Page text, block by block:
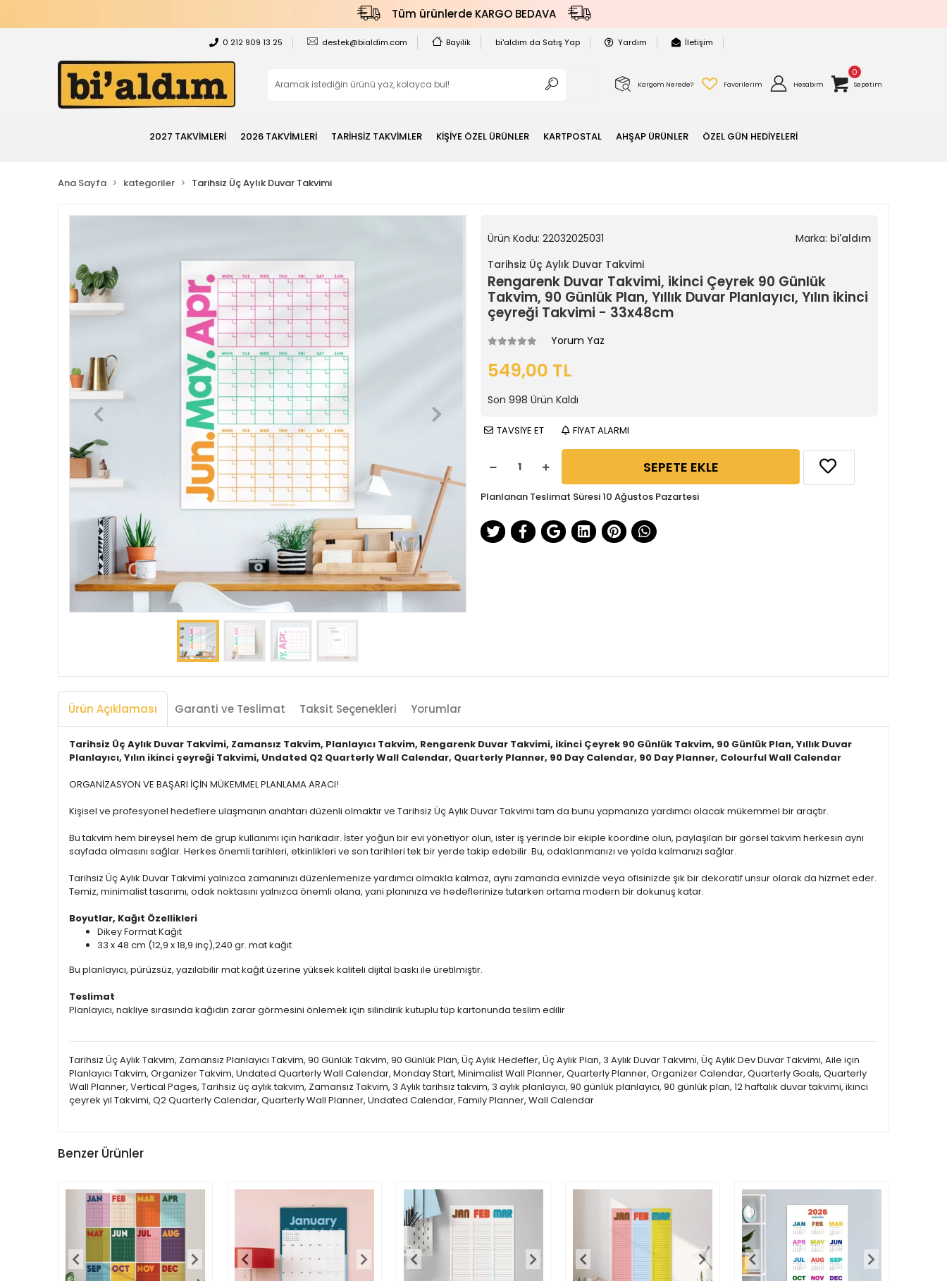
Tüm ürünlerde KARGO BEDAVA
0 212 909 13 25 destek@bialdim.com Bayilik bi'aldım da Satış Yap Yardım İletişim
Kargom Nerede? Favorilerim Hesabım
0
Sepetim
2027 TAKVİMLERİ 2026 TAKVİMLERİ TARİHSİZ TAKVİMLER KİŞİYE ÖZEL ÜRÜNLER KARTPOSTAL AHŞAP ÜRÜNLER ÖZEL GÜN HEDİYELERİ
Ana Sayfa kategoriler Tarihsiz Üç Aylık Duvar Takvimi
Ürün Kodu: 22032025031 Marka: bi'aldım
Tarihsiz Üç Aylık Duvar Takvimi
Rengarenk Duvar Takvimi, ikinci Çeyrek 90 Günlük
Takvim, 90 Günlük Plan, Yıllık Duvar Planlayıcı, Yılın ikinci
çeyreği Takvimi - 33x48cm
Yorum Yaz
549,00 TL
Son 998 Ürün Kaldı
TAVSİYE ET FİYAT ALARMI
SEPETE EKLE
Planlanan Teslimat Süresi 10 Ağustos Pazartesi
Ürün Açıklaması Garanti ve Teslimat Taksit Seçenekleri Yorumlar
Tarihsiz Üç Aylık Duvar Takvimi, Zamansız Takvim, Planlayıcı Takvim, Rengarenk Duvar Takvimi, ikinci Çeyrek 90 Günlük Takvim, 90 Günlük Plan, Yıllık Duvar
Planlayıcı, Yılın ikinci çeyreği Takvimi, Undated Q2 Quarterly Wall Calendar, Quarterly Planner, 90 Day Calendar, 90 Day Planner, Colourful Wall Calendar
ORGANİZASYON VE BAŞARI İÇİN MÜKEMMEL PLANLAMA ARACI!
Kişisel ve profesyonel hedeflere ulaşmanın anahtarı düzenli olmaktır ve Tarihsiz Üç Aylık Duvar Takvimi tam da bunu yapmanıza yardımcı olacak mükemmel bir araçtır.
Bu takvim hem bireysel hem de grup kullanımı için harikadır. İster yoğun bir evi yönetiyor olun, ister iş yerinde bir ekiple koordine olun, paylaşılan bir görsel takvim herkesin aynı
sayfada olmasını sağlar. Herkes önemli tarihleri, etkinlikleri ve son tarihleri tek bir yerde takip edebilir. Bu, odaklanmanızı ve yolda kalmanızı sağlar.
Tarihsiz Üç Aylık Duvar Takvimi yalnızca zamanınızı düzenlemenize yardımcı olmakla kalmaz, aynı zamanda evinizde veya ofisinizde şık bir dekoratif unsur olarak da hizmet eder.
Temiz, minimalist tasarımı, odak noktasını yalnızca önemli olana, yani planınıza ve hedeflerinize tutarken ortama modern bir dokunuş katar.
Boyutlar, Kağıt Özellikleri
Dikey Format Kağıt
33 x 48 cm (12,9 x 18,9 inç),240 gr. mat kağıt
Bu planlayıcı, pürüzsüz, yazılabilir mat kağıt üzerine yüksek kaliteli dijital baskı ile üretilmiştir.
Teslimat
Planlayıcı, nakliye sırasında kağıdın zarar görmesini önlemek için silindirik kutuplu tüp kartonunda teslim edilir
Tarihsiz Üç Aylık Takvim, Zamansız Planlayıcı Takvim, 90 Günlük Takvim, 90 Günlük Plan, Üç Aylık Hedefler, Üç Aylık Plan, 3 Aylık Duvar Takvimi, Üç Aylık Dev Duvar Takvimi, Aile için
Planlayıcı Takvim, Organizer Takvim, Undated Quarterly Wall Calendar, Monday Start, Minimalist Wall Planner, Quarterly Planner, Organizer Calendar, Quarterly Goals, Quarterly
Wall Planner, Vertical Pages, Tarihsiz üç aylık takvim, Zamansız Takvim, 3 Aylık tarihsiz takvim, 3 aylık planlayıcı, 90 günlük planlayıcı, 90 günlük plan, 12 haftalık duvar takvimi, ikinci
çeyrek yıl Takvimi, Q2 Quarterly Calendar, Quarterly Wall Planner, Undated Calendar, Family Planner, Wall Calendar
Benzer Ürünler